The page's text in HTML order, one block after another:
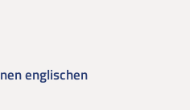
englischen